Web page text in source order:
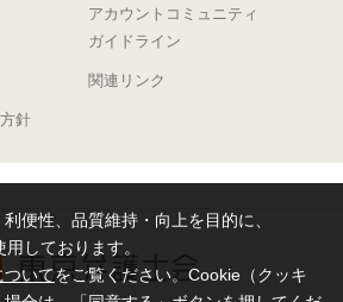
便性、品質維持・向上を目的に、
しております。
ついてをご覧ください。Cookie（クッキ
アカウントコミュニティ
ガイドライン
関連リンク
針